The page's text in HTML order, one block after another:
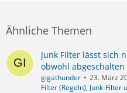
Ähnliche Themen
Junk Filter lässt sich
obwohl abgeschalten
gigathunder
23. März
Filter (Regeln), Junk-